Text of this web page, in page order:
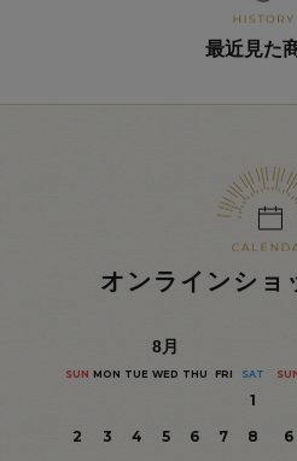
最近見た
オンラインショ
8月
SUN MON TUE WED THU FRI SAT
1
2
3 4 5 6 7
8
6